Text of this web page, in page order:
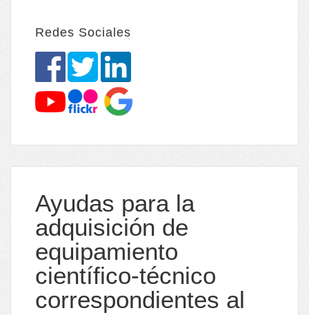
Redes Sociales
Ayudas para la
adquisición de
equipamiento
científico-técnico
correspondientes al